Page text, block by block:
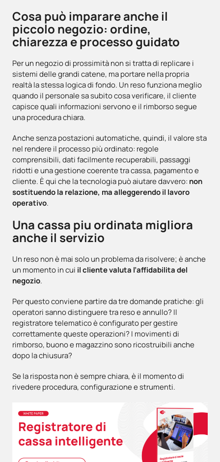
Cosa può imparare anche il
piccolo negozio: ordine,
chiarezza e processo guidato
Per un negozio di prossimità non si tratta di replicare i
sistemi delle grandi catene, ma portare nella propria
realtà la stessa logica di fondo. Un reso funziona meglio
quando il personale sa subito cosa verificare, il cliente
capisce quali informazioni servono e il rimborso segue
una procedura chiara.
Anche senza postazioni automatiche, quindi, il valore sta
nel rendere il processo più ordinato: regole
comprensibili, dati facilmente recuperabili, passaggi
ridotti e una gestione coerente tra cassa, pagamento e
cliente. È qui che la tecnologia può aiutare davvero: non
sostituendo la relazione, ma alleggerendo il lavoro
operativo.
Una cassa piu ordinata migliora
anche il servizio
Un reso non è mai solo un problema da risolvere; è anche
un momento in cui il cliente valuta l’affidabilita del
negozio.
Per questo conviene partire da tre domande pratiche: gli
operatori sanno distinguere tra reso e annullo? Il
registratore telematico è configurato per gestire
correttamente queste operazioni? I movimenti di
rimborso, buono e magazzino sono ricostruibili anche
dopo la chiusura?
Se la risposta non è sempre chiara, è il momento di
rivedere procedura, configurazione e strumenti.